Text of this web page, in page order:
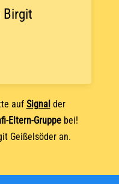
Birgit
auf Signal der
Eltern-Gruppebei!
Geißelsöder an.